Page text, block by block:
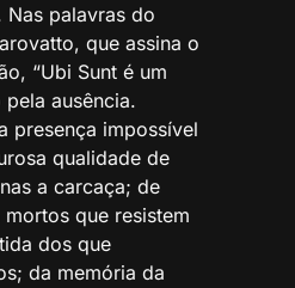
Nas palavras do
que assina o
“Ubi Sunt é um
ausência.
presença impossível
qualidade de
a carcaça; de
que resistem
dos que
da memória da